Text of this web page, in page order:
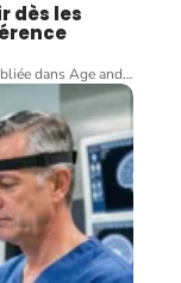
dès les
dans Age and…